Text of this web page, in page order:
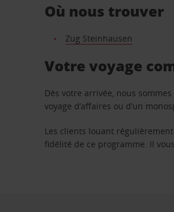
Où nous trouver
Zug Steinhausen
Votre voyage
Dès votre arrivée, nous
voyage d’affaires ou d’un
Les clients louant
fidélité de ce programme. Il